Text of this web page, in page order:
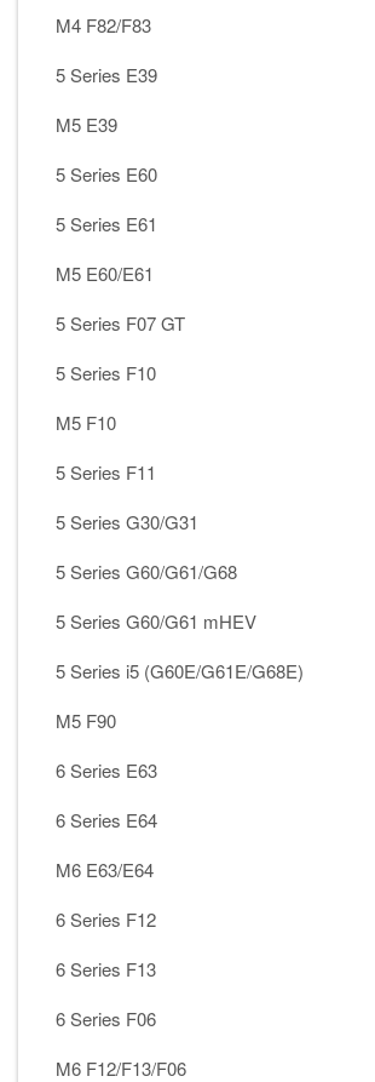
M4 F82/F83
5 Series E39
M5 E39
5 Series E60
5 Series E61
M5 E60/E61
5 Series F07 GT
5 Series F10
M5 F10
5 Series F11
5 Series G30/G31
5 Series G60/G61/G68
5 Series G60/G61 mHEV
5 Series i5 (G60E/G61E/G68E)
M5 F90
6 Series E63
6 Series E64
M6 E63/E64
6 Series F12
6 Series F13
6 Series F06
M6 F12/F13/F06